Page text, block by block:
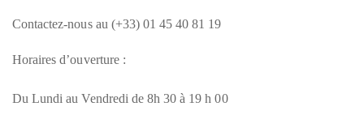
Contactez-nous au (+33) 01 45 40 81 19
Horaires d’ouverture :
Du Lundi au Vendredi de 8h 30 à 19 h 00